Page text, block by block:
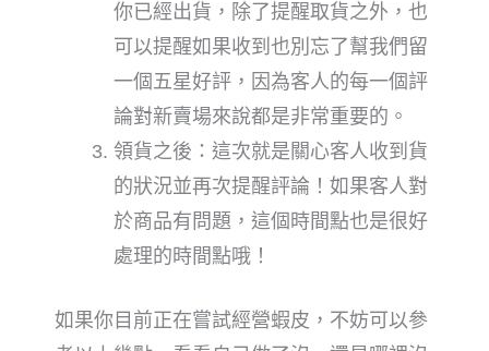
你已經出貨，除了提醒取貨之外，也
可以提醒如果收到也別忘了幫我們留
一個五星好評，因為客人的每一個評
論對新賣場來說都是非常重要的。
領貨之後：這次就是關心客人收到貨
的狀況並再次提醒評論！如果客人對
於商品有問題，這個時間點也是很好
處理的時間點哦！
如果你目前正在嘗試經營蝦皮，不妨可以參